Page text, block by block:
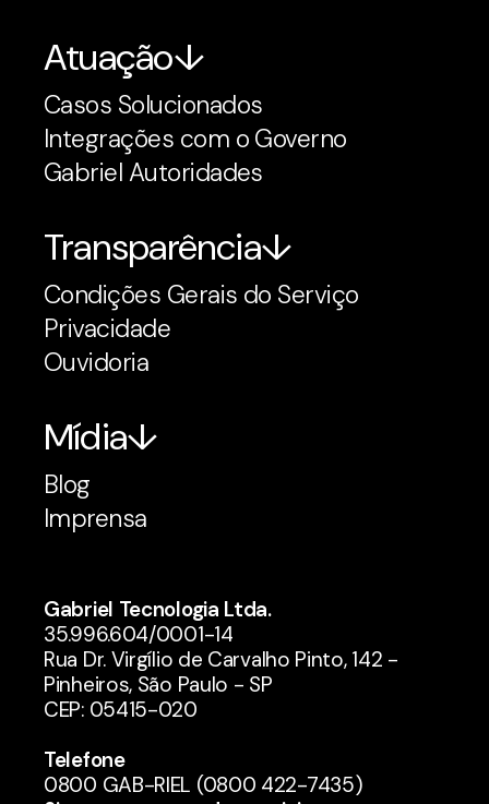
Atuação
Casos Solucionados
Integrações com o Governo
Gabriel Autoridades
Transparência
Condições Gerais do Serviço
Privacidade
Ouvidoria
Mídia
Blog
Imprensa
Gabriel Tecnologia Ltda.
35.996.604/0001-14
Rua Dr. Virgílio de Carvalho Pinto, 142 -
Pinheiros, São Paulo - SP
CEP: 05415-020
Telefone
0800 GAB-RIEL (0800 422-7435)